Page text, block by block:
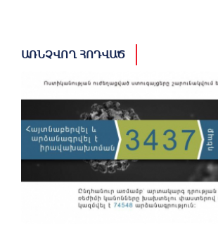
ԱՌՆՉՎՈՂ ՀՈԴՎԱԾ